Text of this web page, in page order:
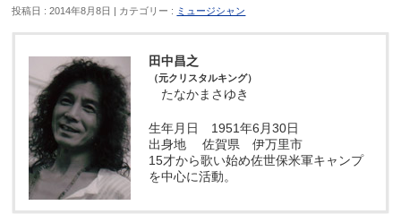
投稿日 : 2014年8月8日 | カテゴリー : ミュージシャン
田中昌之
（元クリスタルキング）
たなかまさゆき
生年月日 1951年6月30日
出身地 佐賀県 伊万里市
15才から歌い始め佐世保米軍キャンプ
を中心に活動。